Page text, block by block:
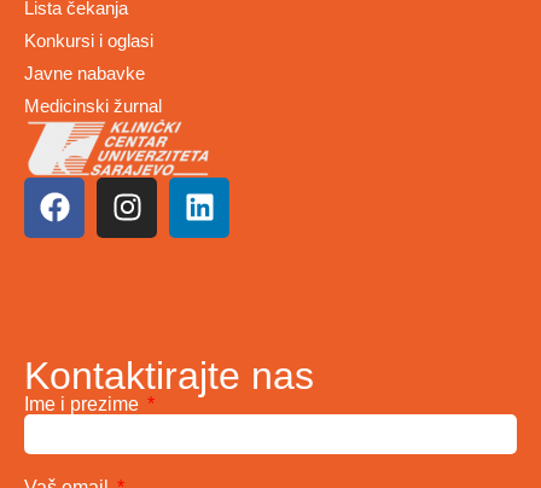
Lista čekanja
Konkursi i oglasi
Javne nabavke
Medicinski žurnal
Kontaktirajte nas
Ime i prezime